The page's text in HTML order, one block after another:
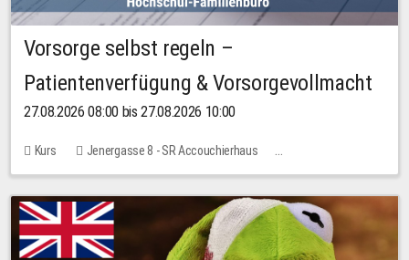
Vorsorge selbst regeln –
Patientenverfügung & Vorsorgevollmacht
27.08.2026 08:00 bis 27.08.2026 10:00
Kurs
Jenergasse 8 - SR Accouchierhaus
Keine freien Plätze